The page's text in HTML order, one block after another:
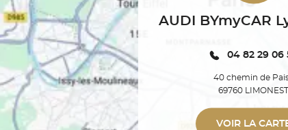
AUDI BYmyCAR
04 82 29 06
40 chemin de
69760 LIMONEST
VOIR LA